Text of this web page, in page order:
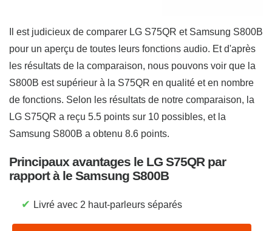
Il est judicieux de comparer LG S75QR et Samsung S800B
pour un aperçu de toutes leurs fonctions audio. Et d'après
les résultats de la comparaison, nous pouvons voir que la
S800B est supérieur à la S75QR en qualité et en nombre
de fonctions. Selon les résultats de notre comparaison, la
LG S75QR a reçu 5.5 points sur 10 possibles, et la
Samsung S800B a obtenu 8.6 points.
Principaux avantages le LG S75QR par
rapport à le Samsung S800B
✔ Livré avec 2 haut-parleurs séparés